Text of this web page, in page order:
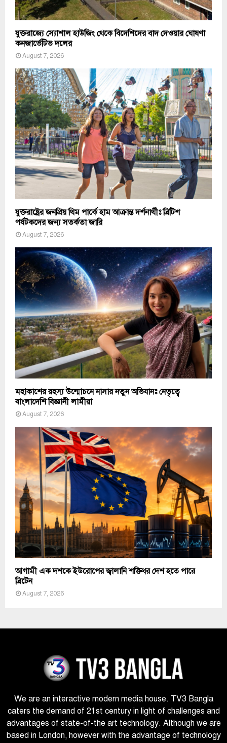
যুক্তরাজ্যে স্যোশাল হাউজিং থেকে বিদেশিদের বাদ দেওয়ার ঘোষণা
কনজার্ভেটিভ দলের
August 7, 2026
যুক্তরাষ্ট্রের জনপ্রিয় থিম পার্কে হাম আক্রান্ত দর্শনার্থীঃ ব্রিটিশ
পর্যটকদের জন্য সতর্কতা জারি
August 7, 2026
মহাকাশের রহস্য উন্মোচনে নাসার নতুন অভিযানঃ নেতৃত্বে
বাংলাদেশি বিজ্ঞানী লামীয়া
August 7, 2026
আগামী এক দশকে ইউরোপের জ্বালানি শক্তিধর দেশ হতে পারে
ব্রিটেন
August 7, 2026
We are an interactive modern media house. TV3 Bangla
caters the demand of 21st century in light of challenges and
advantages of state-of-the art technology. Although we are
based in London, however with the advantage of technology